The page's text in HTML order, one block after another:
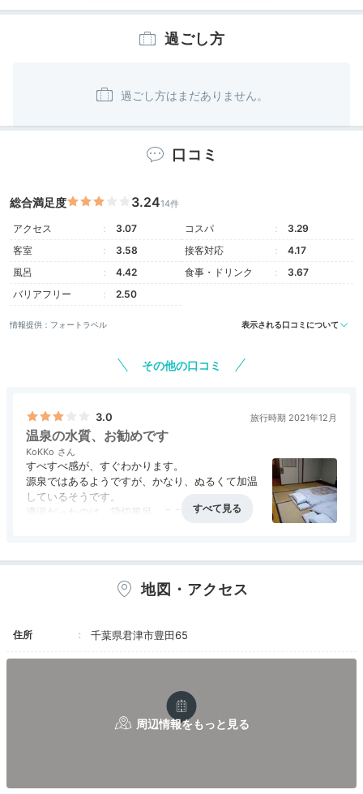
事処は1階、客室は2・3階なので）２階であれば大
にはつらいかもしれない。そうしたマイナスはある
過ごし方
口コミ
総合満足度 3.2414件
アクセス 3.07 コスパ
3.29
客室
3.58 接客対応
4.17
風呂
4.42 食事・ドリンク
3.67
バリアフリー
2.50
情報提供：フォートラベル 表示される口コミについて
その他の口コミ
3.0 旅行時期 2021年12月
温泉の水質、お勧めです
KoKKo
すべすべ感が、すぐわかります。
源泉ではあるようですが、かなり、ぬるくて加温
しているそうです。
適温だったのは、貸切風呂。ここは、リフォーム
て、なかなか出られず(身体には良い）
&#128531;風呂から出て、互いに違うこと言って
お食事、夜は食べきれないほどで、申し分ありま
す。ビジネスホテルの朝食のような内容と考えて
一番、残念だったのは、最初にお部屋に入った
盗難とか事件あったのかもね。と話しました。
地図・アクセス
住所 千葉県君津市豊田65